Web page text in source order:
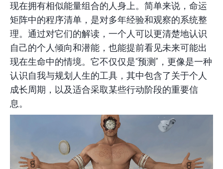
现在拥有相似能量组合的人身上。简单来说，命运
矩阵中的程序清单，是对多年经验和观察的系统整
理。通过对它们的解读，一个人可以更清楚地认识
自己的个人倾向和潜能，也能提前看见未来可能出
现在生命中的情境。它不仅仅是“预测”，更像是一种
认识自我与规划人生的工具，其中包含了关于个人
成长周期，以及适合采取某些行动阶段的重要信
息。